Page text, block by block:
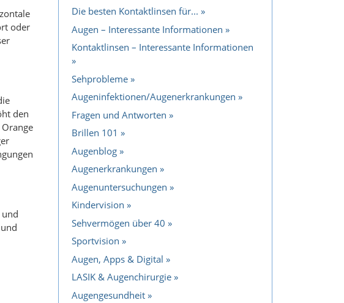
oder
den
Die besten Kontaktlinsen für...
Augen – Interessante Informationen
Kontaktlinsen – Interessante Informationen
Sehprobleme
Augeninfektionen/Augenerkrankungen
Fragen und Antworten
Brillen 101
Augenblog
Augenerkrankungen
Augenuntersuchungen
Kindervision
Sehvermögen über 40
Sportvision
Augen, Apps & Digital
LASIK & Augenchirurgie
Augengesundheit